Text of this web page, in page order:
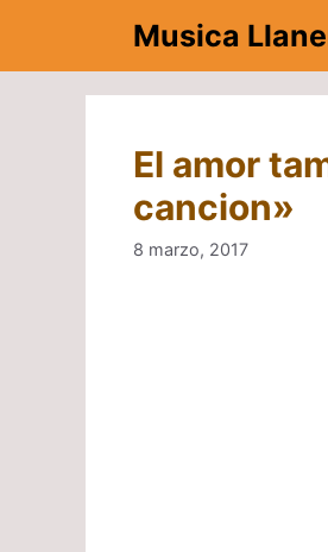
contenido
Musica
El amor
cancion»
8 marzo, 2017